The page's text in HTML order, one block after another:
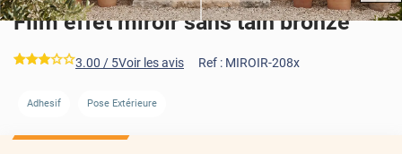
Film effet miroir sans tain bronze
*****3.00 / 5Voir les avis Ref : MIROIR-208x
Adhesif Pose Extérieure